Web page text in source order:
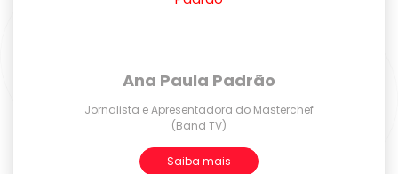
Ana Paula Padrão
Jornalista e Apresentadora do Masterchef
(Band TV)
Saiba mais